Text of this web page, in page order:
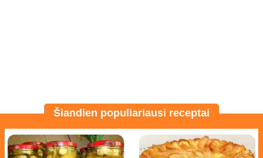
Šiandien populiariausi receptai